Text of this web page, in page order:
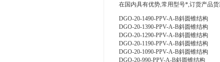
在国内具有优势,常用型号*,订货产品
DGO-20-1490-PPV-A-B斜圆锥结构
DGO-20-1390-PPV-A-B斜圆锥结构
DGO-20-1290-PPV-A-B斜圆锥结构
DGO-20-1190-PPV-A-B斜圆锥结构
DGO-20-1090-PPV-A-B斜圆锥结构
DGO-20-990-PPV-A-B斜圆锥结构